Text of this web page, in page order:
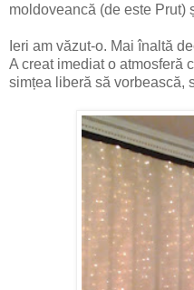
moldoveancă (de este Prut)
Ieri am văzut-o. Mai înaltă
A creat imediat o atmosferă
simțea liberă să vorbească,